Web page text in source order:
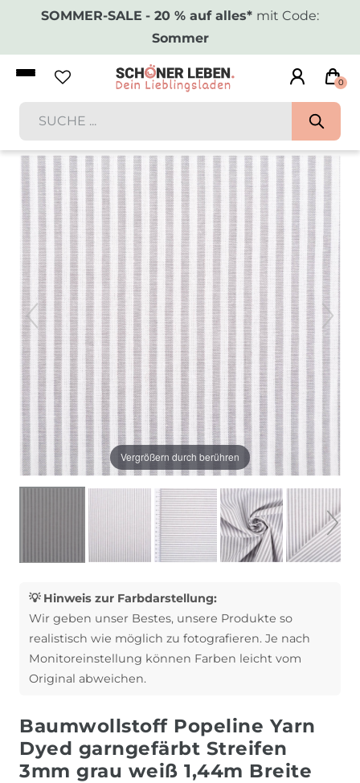
SOMMER-SALE - 20 % auf alles* mit Code:
Sommer
0
Vergrößern durch berühren
💡 Hinweis zur Farbdarstellung:
Wir geben unser Bestes, unsere Produkte so
realistisch wie möglich zu fotografieren. Je nach
Monitoreinstellung können Farben leicht vom
Original abweichen.
Baumwollstoff Popeline Yarn
Dyed garngefärbt Streifen
3mm grau weiß 1,44m Breite